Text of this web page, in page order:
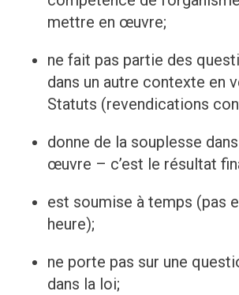
mettre en œuvre;
ne fait pas partie des
dans un autre contexte en
Statuts (revendications
donne de la souplesse
œuvre – c’est le résultat
est soumise à temps (pas
heure);
ne porte pas sur une
dans la loi;